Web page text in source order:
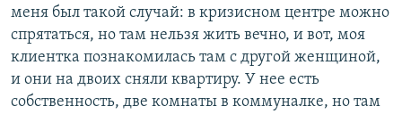
меня был такой случай: в кризисном центре можно
спрятаться, но там нельзя жить вечно, и вот, моя
клиентка познакомилась там с другой женщиной,
и они на двоих сняли квартиру. У нее есть
собственность, две комнаты в коммуналке, но там